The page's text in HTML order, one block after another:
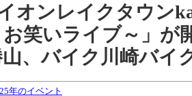
オンレイクタウン
笑いライブ～」が
、バイク川崎バイ
年のイベント